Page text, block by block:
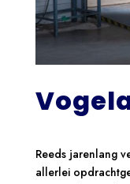
Reeds jarenlang
allerlei